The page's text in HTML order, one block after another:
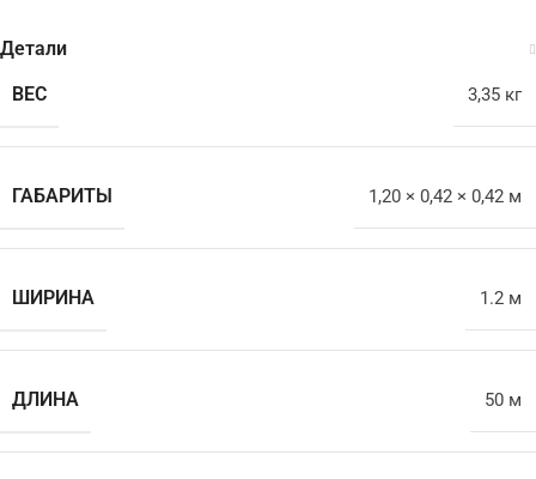
Детали
ВЕС
3,35 кг
ГАБАРИТЫ 1,20 × 0,42 × 0,42 м
ШИРИНА 1.2 м
ДЛИНА 50 м